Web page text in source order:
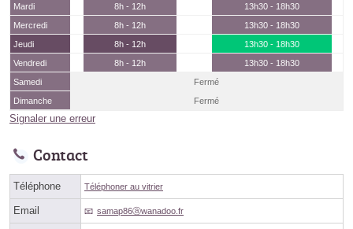
Mardi
8h - 12h
13h30 - 18h30
Mercredi
8h - 12h
13h30 - 18h30
Jeudi
8h - 12h
13h30 - 18h30
Vendredi
8h - 12h
13h30 - 18h30
Samedi
Fermé
Dimanche
Fermé
Signaler une erreur
Contact
Téléphone Téléphoner au vitrier
Email samap86ⓐwanadoo.fr